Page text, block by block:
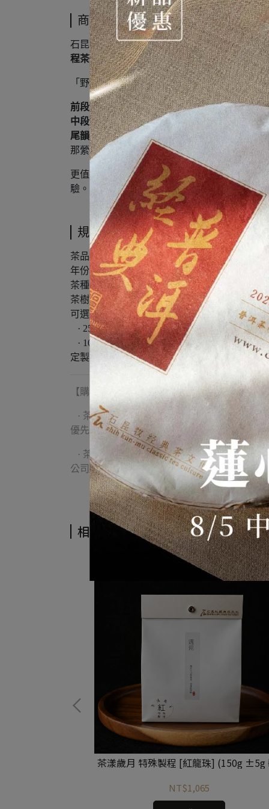
商品介紹
石昆牧老師帶領經典普洱團隊，遠赴滇南山
程茶磚。僅僅嗅聞，便能感受到撥雲見日般的
「野玫瑰」如荒原中獨自綻放的花朵，香氣濃
前段｜牡丹的華貴花韻，交織桂圓的甘潤甜香
中段｜濃郁花蜜氣息，入口如蜂蜜般絲絲入喉
尾韻｜微酸點綴，為茶湯增添靈動一筆，回味
那縈繞的香韻，如同舞台上紅裙飛揚的佛朗
更值得一提的是，同樣是野玫瑰，100克與200
驗。
規格說明
茶品名稱 : 野玫瑰 茶磚
年份：2022 年
茶種：雲南大葉茶
茶樹生長型態：野生茶
可選規格：
· 25g 茶樣
· 100g / 磚
定製出品：石昆牧經典茶文化
【購買須知】
· 茶品外包裝：因倉儲環境影響，普洱茶外
優先出貨，具體依實際倉儲狀態為準，完美主
· 茶品內容與實際克重：原產地大環境與時
公司將以不拆原封包裝為前提，進行品質檢
相關商品
茶漾歲月 特殊製程 [紅龍珠] (150g
NT$1,065